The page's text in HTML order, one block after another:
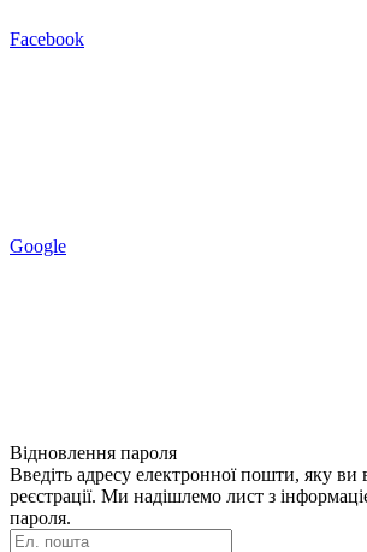
Facebook
Google
Відновлення пароля
Введіть адресу електронної пошти, яку ви
реєстрації. Ми надішлемо лист з
пароля.